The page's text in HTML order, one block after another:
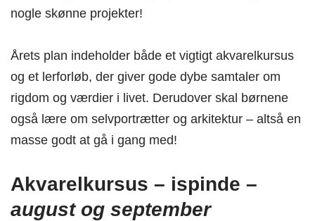
nogle skønne projekter!
Årets plan indeholder både et vigtigt akvarelkursus
og et lerforløb, der giver gode dybe samtaler om
rigdom og værdier i livet. Derudover skal børnene
også lære om selvportrætter og arkitektur – altså en
masse godt at gå i gang med!
Akvarelkursus – ispinde –
august og september